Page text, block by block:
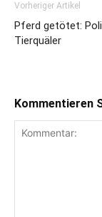
Vorheriger Artikel
Pferd getötet:
Tierquäler
Kommentieren